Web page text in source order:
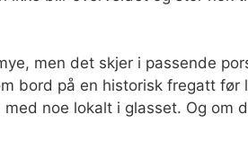
men det skjer i passende
bord på en historisk fregatt før
noe lokalt i glasset. Og om